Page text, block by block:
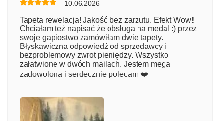
Numer zamówienia
Imię
10.06.2026
Tapeta rewelacja! Jakość bez zarzutu. Efekt Wow!!
Chciałam też napisać że obsługa na medal :) przez
swoje gapiostwo zamówiłam dwie tapety.
Błyskawiczna odpowiedź od sprzedawcy i
bezproblemowy zwrot pieniędzy. Wszystko
załatwione w dwóch mailach. Jestem mega
zadowolona i serdecznie polecam ❤️